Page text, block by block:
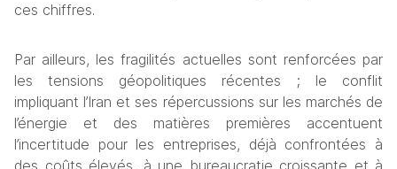
ces chiffres.
Par ailleurs, les fragilités actuelles sont renforcées par
les tensions géopolitiques récentes ; le conflit
impliquant l’Iran et ses répercussions sur les marchés de
l’énergie et des matières premières accentuent
l’incertitude pour les entreprises, déjà confrontées à